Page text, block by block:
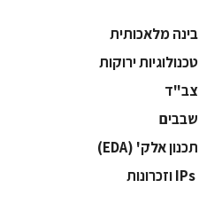
בינה מלאכותית
‫טכנולוגיות ירוקות‬
‫צב"ד‬
‫שבבים‬
‫תכנון אלק' (‪(EDA‬‬